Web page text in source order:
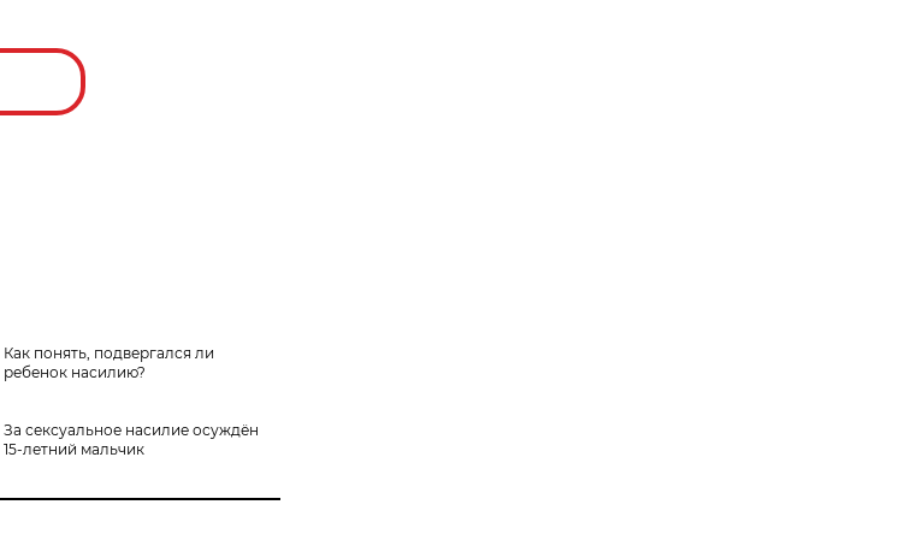
Как понять, подвергался ли
ребенок насилию?
За сексуальное насилие осуждён
15-летний мальчик